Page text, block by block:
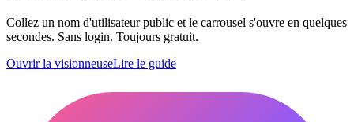
Collez un nom d'utilisateur public et le carrousel s'ouvre en quelques
secondes. Sans login. Toujours gratuit.
Ouvrir la visionneuseLire le guide